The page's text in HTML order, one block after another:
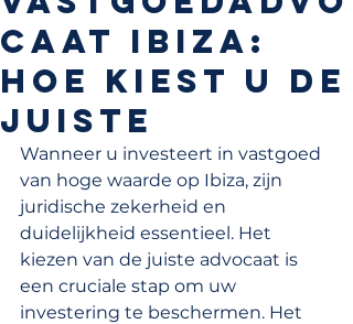
caat Ibiza:
hoe kiest u de
juiste
Wanneer u investeert in vastgoed
van hoge waarde op Ibiza, zijn
juridische zekerheid en
duidelijkheid essentieel. Het
kiezen van de juiste advocaat is
een cruciale stap om uw
investering te beschermen. Het